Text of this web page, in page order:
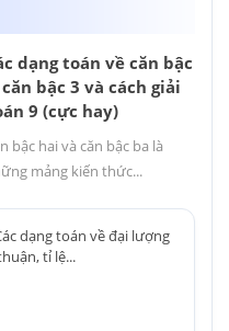
dạng toán về căn bậc
bậc 3 và cách giải
9 (cực hay)
bậc hai và căn bậc ba là
mảng kiến thức...
dạng toán về đại lượng
tỉ lệ...